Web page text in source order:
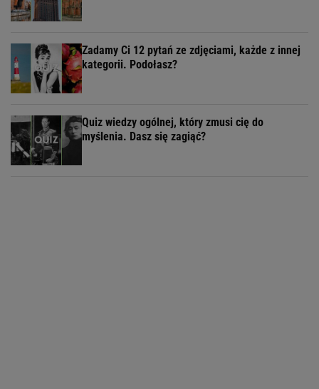
Zadamy Ci 12 pytań ze zdjęciami, każde z innej
kategorii. Podołasz?
Quiz wiedzy ogólnej, który zmusi cię do
myślenia. Dasz się zagiąć?